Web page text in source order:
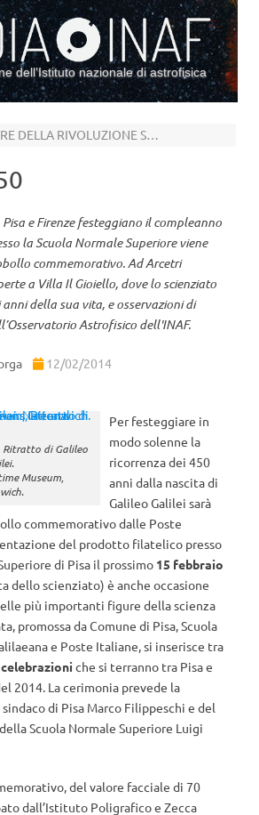
dell’Istituto nazionale di astrofisica
SI CELEBRA IL PADRE DELLA RIVOLUZIONE SCIENTIFICA
e Firenze festeggiano il compleanno
la Scuola Normale Superiore viene
commemorativo. Ad Arcetri
a Villa Il Gioiello, dove lo scienziato
della sua vita, e osservazioni di
Astrofisico dell'INAF.
12/02/2014
Ritratto di Galileo
Museum,
Per festeggiare in
modo solenne la
ricorrenza dei 450
anni dalla nascita di
Galileo Galilei sarà
commemorativo dalle Poste
del prodotto filatelico presso
di Pisa il prossimo 15 febbraio
dello scienziato) è anche occasione
più importanti figure della scienza
promossa da Comune di Pisa, Scuola
e Poste Italiane, si inserisce tra
che si terranno tra Pisa e
2014. La cerimonia prevede la
di Pisa Marco Filippeschi e del
Scuola Normale Superiore Luigi
del valore facciale di 70
dall’Istituto Poligrafico e Zecca